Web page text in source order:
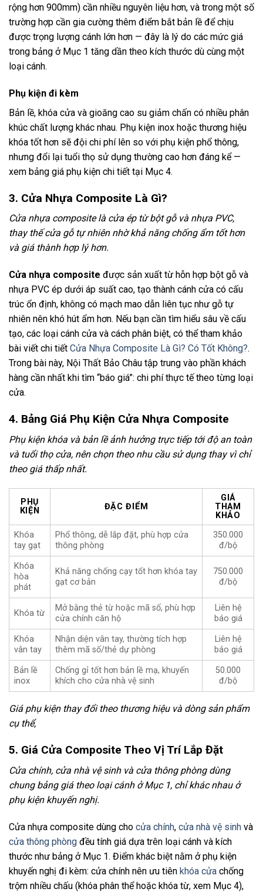
rộng hơn 900mm) cần nhiều nguyên liệu hơn, và trong một số
trường hợp cần gia cường thêm điểm bắt bản lề để chịu
được trọng lượng cánh lớn hơn — đây là lý do các mức giá
trong bảng ở Mục 1 tăng dần theo kích thước dù cùng một
loại cánh.
Phụ kiện đi kèm
Bản lề, khóa cửa và gioăng cao su giảm chấn có nhiều phân
khúc chất lượng khác nhau. Phụ kiện inox hoặc thương hiệu
khóa tốt hơn sẽ đội chi phí lên so với phụ kiện phổ thông,
nhưng đổi lại tuổi thọ sử dụng thường cao hơn đáng kể —
xem bảng giá phụ kiện chi tiết tại Mục 4.
3. Cửa Nhựa Composite Là Gì?
Cửa nhựa composite là cửa ép từ bột gỗ và nhựa PVC,
thay thế cửa gỗ tự nhiên nhờ khả năng chống ẩm tốt hơn
và giá thành hợp lý hơn.
Cửa nhựa composite được sản xuất từ hỗn hợp bột gỗ và
nhựa PVC ép dưới áp suất cao, tạo thành cánh cửa có cấu
trúc ổn định, không có mạch mao dẫn liên tục như gỗ tự
nhiên nên khó hút ẩm hơn. Nếu bạn cần tìm hiểu sâu về cấu
tạo, các loại cánh cửa và cách phân biệt, có thể tham khảo
bài viết chi tiết Cửa Nhựa Composite Là Gì? Có Tốt Không?.
Trong bài này, Nội Thất Bảo Châu tập trung vào phần khách
hàng cần nhất khi tìm “báo giá”: chi phí thực tế theo từng loại
cửa.
4. Bảng Giá Phụ Kiện Cửa Nhựa Composite
Phụ kiện khóa và bản lề ảnh hưởng trực tiếp tới độ an toàn
và tuổi thọ cửa, nên chọn theo nhu cầu sử dụng thay vì chỉ
theo giá thấp nhất.
PHỤ
KIỆN
ĐẶC ĐIỂM
GIÁ
THAM
KHẢO
Khóa
tay gạt
Phổ thông, dễ lắp đặt, phù hợp cửa
thông phòng
350.000
đ/bộ
Khóa
hòa
phát
Khả năng chống cạy tốt hơn khóa tay
gạt cơ bản
750.000
đ/bộ
Khóa từ
Mở bằng thẻ từ hoặc mã số, phù hợp
cửa chính căn hộ
Liên hệ
báo giá
Khóa
vân tay
Nhận diện vân tay, thường tích hợp
thêm mã số/thẻ dự phòng
Liên hệ
báo giá
Bản lề
inox
Chống gỉ tốt hơn bản lề mạ, khuyến
khích cho cửa nhà vệ sinh
50.000
đ/bộ
Giá phụ kiện thay đổi theo thương hiệu và dòng sản phẩm
cụ thể,
5. Giá Cửa Composite Theo Vị Trí Lắp Đặt
Cửa chính, cửa nhà vệ sinh và cửa thông phòng dùng
chung bảng giá theo loại cánh ở Mục 1, chỉ khác nhau ở
phụ kiện khuyến nghị.
Cửa nhựa composite dùng cho cửa chính, cửa nhà vệ sinh và
cửa thông phòng đều tính giá dựa trên loại cánh và kích
thước như bảng ở Mục 1. Điểm khác biệt nằm ở phụ kiện
khuyến nghị đi kèm: cửa chính nên ưu tiên khóa cửa chống
trộm nhiều chấu (khóa phân thể hoặc khóa từ, xem Mục 4),